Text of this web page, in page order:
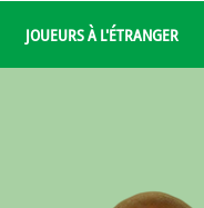
JOUEURS À L'ÉTRANGER